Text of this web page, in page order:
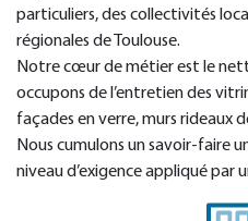
particuliers, des collectivités
régionales de Toulouse.
Notre cœur de métier est le
occupons de l’entretien des
façades en verre, murs rideaux
Nous cumulons un savoir-faire
niveau d’exigence appliqué par